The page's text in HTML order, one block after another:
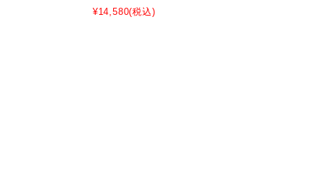
¥14,580(税込)